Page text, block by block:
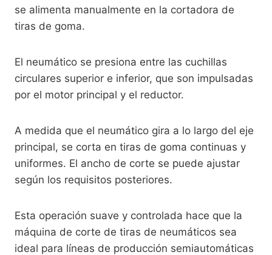
se alimenta manualmente en la cortadora de
tiras de goma.
El neumático se presiona entre las cuchillas
circulares superior e inferior, que son impulsadas
por el motor principal y el reductor.
A medida que el neumático gira a lo largo del eje
principal, se corta en tiras de goma continuas y
uniformes. El ancho de corte se puede ajustar
según los requisitos posteriores.
Esta operación suave y controlada hace que la
máquina de corte de tiras de neumáticos sea
ideal para líneas de producción semiautomáticas